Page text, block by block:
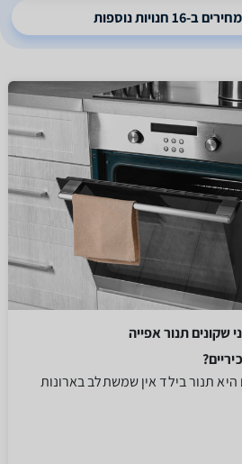
חנויות נוספות
תנור בילד אין שמשתלב בארונות